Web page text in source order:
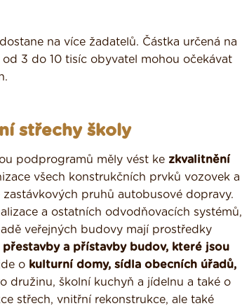
na více žadatelů. Částka určená na
3 do 10 tisíc obyvatel mohou očekávat
střechy školy
podprogramů měly vést ke zkvalitnění
všech konstrukčních prvků vozovek a
pruhů autobusové dopravy.
a ostatních odvodňovacích systémů,
veřejných budovy mají prostředky
a přístavby budov, které jsou
o kulturní domy, sídla obecních úřadů,
družinu, školní kuchyň a jídelnu a také o
střech, vnitřní rekonstrukce, ale také